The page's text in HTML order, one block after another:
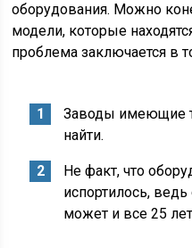
оборудования. Можно
модели, которые
проблема заключается в
Заводы имеющие
найти.
Не факт, что
испортилось,
может и все 25